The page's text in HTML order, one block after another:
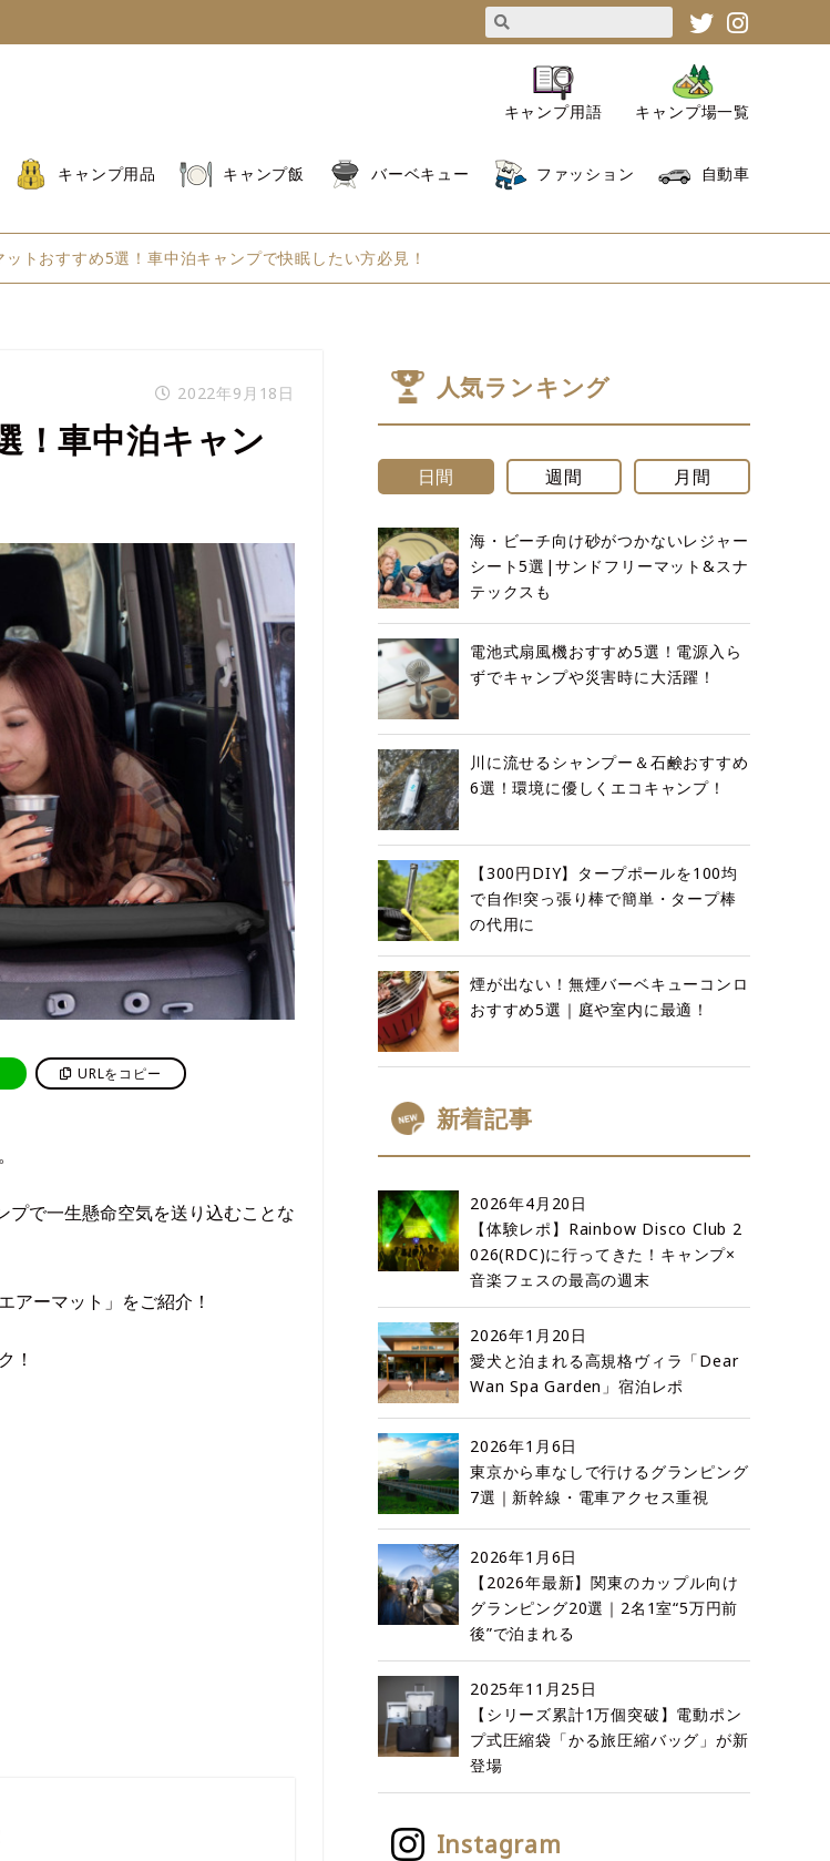
キャンプ用語 キャンプ場一覧
キャンプ用品 キャンプ飯 バーベキュー ファッション 自動車
トおすすめ5選！車中泊キャンプで快眠したい方必見！
2022年9月18日
！車中泊キャン
URLをコピー
プで一生懸命空気を送り込むことな
アーマット」をご紹介！
！
人気ランキング
日間 週間 月間
海・ビーチ向け砂がつかないレジャー
シート5選|サンドフリーマット&スナ
テックスも
電池式扇風機おすすめ5選！電源入ら
ずでキャンプや災害時に大活躍！
川に流せるシャンプー＆石鹸おすすめ
6選！環境に優しくエコキャンプ！
【300円DIY】タープポールを100均
で自作!突っ張り棒で簡単・タープ棒
の代用に
煙が出ない！無煙バーベキューコンロ
おすすめ5選｜庭や室内に最適！
新着記事
2026年4月20日
【体験レポ】Rainbow Disco Club 2
026(RDC)に行ってきた！キャンプ×
音楽フェスの最高の週末
2026年1月20日
愛犬と泊まれる高規格ヴィラ「Dear
Wan Spa Garden」宿泊レポ
2026年1月6日
東京から車なしで行けるグランピング
7選｜新幹線・電車アクセス重視
2026年1月6日
【2026年最新】関東のカップル向け
グランピング20選｜2名1室“5万円前
後”で泊まれる
2025年11月25日
【シリーズ累計1万個突破】電動ポン
プ式圧縮袋「かる旅圧縮バッグ」が新
登場
Instagram